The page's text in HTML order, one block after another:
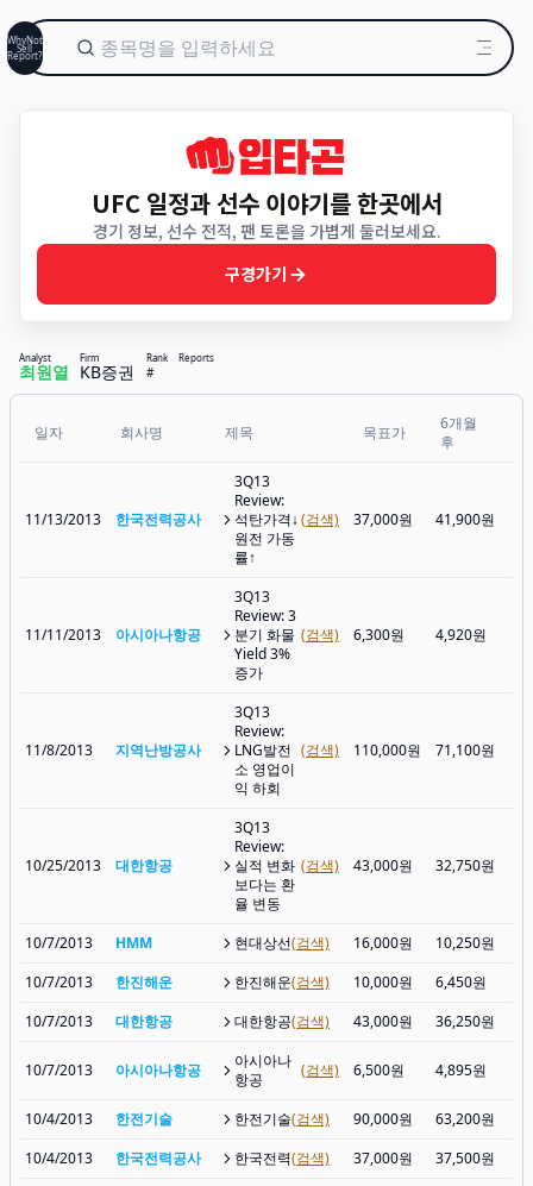
WhyNot
Sell
Report?
UFC 일정과 선수 이야기를 한곳에서
경기 정보, 선수 전적, 팬 토론을 가볍게 둘러보세요.
구경가기
Analyst
최원열
Firm
KB증권
Rank
#
Reports
일자 회사명 제목 목표가
6개월
후
11/13/2013 한국전력공사
3Q13
Review:
석탄가격↓
원전 가동
률↑
(검색) 37,000원 41,900원
11/11/2013 아시아나항공
3Q13
Review: 3
분기 화물
Yield 3%
증가
(검색) 6,300원 4,920원
11/8/2013 지역난방공사
3Q13
Review:
LNG발전
소 영업이
익 하회
(검색) 110,000원 71,100원
10/25/2013 대한항공
3Q13
Review:
실적 변화
보다는 환
율 변동
(검색) 43,000원 32,750원
10/7/2013 HMM 현대상선(검색) 16,000원 10,250원
10/7/2013
한진해운 한진해운(검색) 10,000원 6,450원
10/7/2013
대한항공 대한항공(검색) 43,000원 36,250원
10/7/2013 아시아나항공
아시아나
항공
(검색) 6,500원 4,895원
10/4/2013 한전기술 한전기술(검색) 90,000원 63,200원
10/4/2013
한국전력공사 한국전력(검색) 37,000원 37,500원